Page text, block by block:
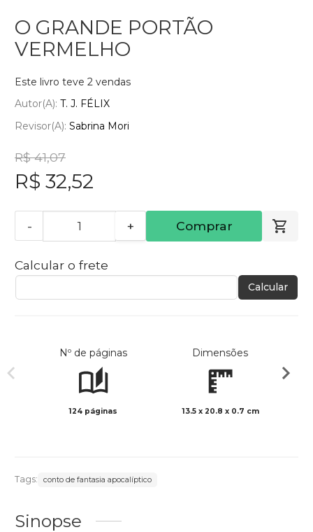
O GRANDE PORTÃO
VERMELHO
Este livro teve 2 vendas
Autor(a): T. J. FÉLIX
Revisor(a): Sabrina Mori
R$ 41,07
R$ 32,52
- + Comprar
Calcular o frete
Calcular
Nº de páginas
124 páginas
Dimensões
13.5 x 20.8 x 0.7 cm
Tags: conto de fantasia apocalíptico
Sinopse